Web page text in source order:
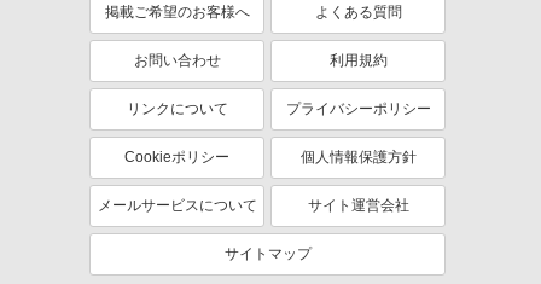
掲載ご希望のお客様へ よくある質問
お問い合わせ 利用規約
リンクについて プライバシーポリシー
Cookieポリシー 個人情報保護方針
メールサービスについて サイト運営会社
サイトマップ